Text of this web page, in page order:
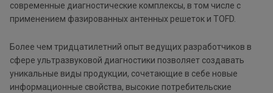
современные диагностические комплексы, в том числе с
применением фазированных антенных решеток и TOFD.
Более чем тридцатилетний опыт ведущих разработчиков в
сфере ультразвуковой диагностики позволяет создавать
уникальные виды продукции, сочетающие в себе новые
информационные свойства, высокие потребительские